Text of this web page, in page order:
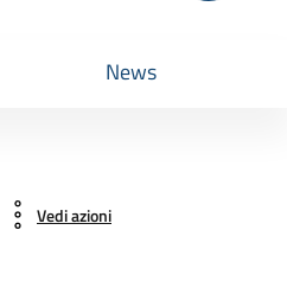
News
Vedi azioni